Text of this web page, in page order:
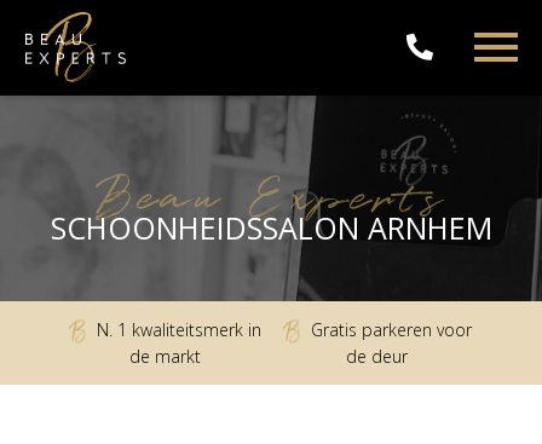
SCHOONHEIDSSALON ARNHEM
Beau Experts
N. 1 kwaliteitsmerk in
de markt
Gratis parkeren voor
de deur